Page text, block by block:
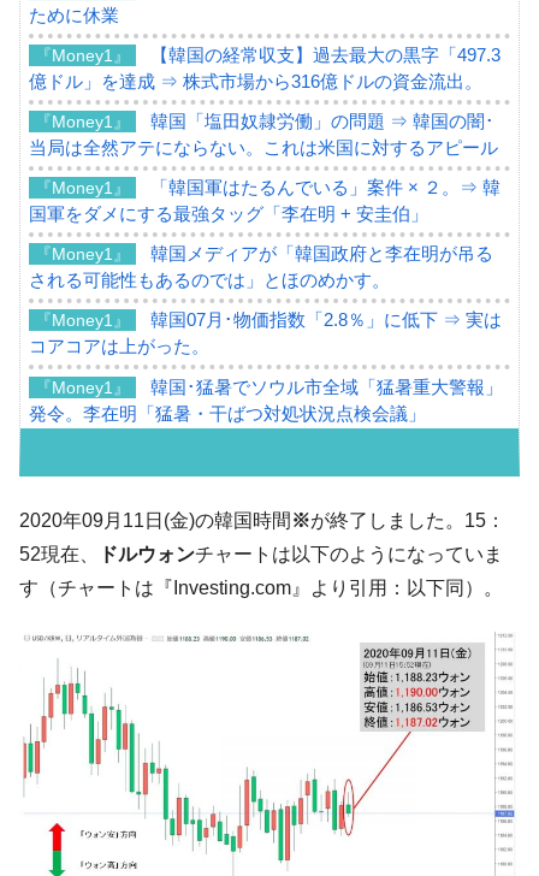
ために休業
『Money1』
【韓国の経常収支】過去最大の黒字「497.3
億ドル」を達成 ⇒ 株式市場から316億ドルの資金流出。
『Money1』
韓国「塩田奴隷労働」の問題 ⇒ 韓国の闇･
当局は全然アテにならない。これは米国に対するアピール
『Money1』
「韓国軍はたるんでいる」案件 × ２。⇒ 韓
国軍をダメにする最強タッグ「李在明 + 安圭伯」
『Money1』
韓国メディアが「韓国政府と李在明が吊る
される可能性もあるのでは」とほのめかす。
『Money1』
韓国07月･物価指数「2.8％」に低下 ⇒ 実は
コアコアは上がった。
『Money1』
韓国･猛暑でソウル市全域「猛暑重大警報」
発令。李在明「猛暑・干ばつ対処状況点検会議」
07月販売台数は去年のほぼ半分「71台」しか売れなかっ
た。『起亜』は9台だけ
『Money1』
韓国「信用赦免を何回やっても、何回やっ
落！
『Money1』
韓国K9専用砲弾･装薬自動供給装甲車両･珍
兵器「K10」が改良に乗り出す。
『Money1』
韓国「2026年07月の輸出入」絶好調。半導
体だけで410億ドル、輸出全体の41％もある
『Money1』
韓国･李在明「青年層の雇用状況が悪い。せ
や、若者に起業させよう」⇒ どんな雇用対策だソレ。
『Money1』
【韓国の外貨準備】2026年07月は4,279億ド
ル。外平債の発行「19.4億ドル」
2020年09月11日(金)の韓国時間 ※が終了しました。15：
52現在、
ドルウォンチャートは以下のようになっていま
す（チャートは『Investing.com』より引用：以下同）。